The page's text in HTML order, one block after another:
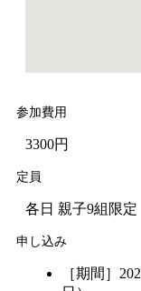
参加費用
3300円
定員
各日 親子9組限定
申し込み
［期間］